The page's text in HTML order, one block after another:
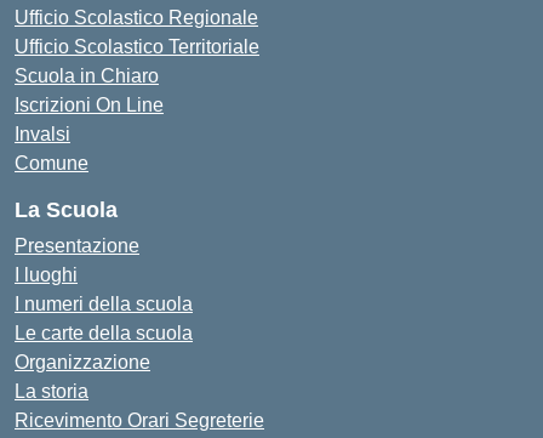
Ufficio Scolastico Regionale
Ufficio Scolastico Territoriale
Scuola in Chiaro
Iscrizioni On Line
Invalsi
Comune
La Scuola
Presentazione
I luoghi
I numeri della scuola
Le carte della scuola
Organizzazione
La storia
Ricevimento Orari Segreterie